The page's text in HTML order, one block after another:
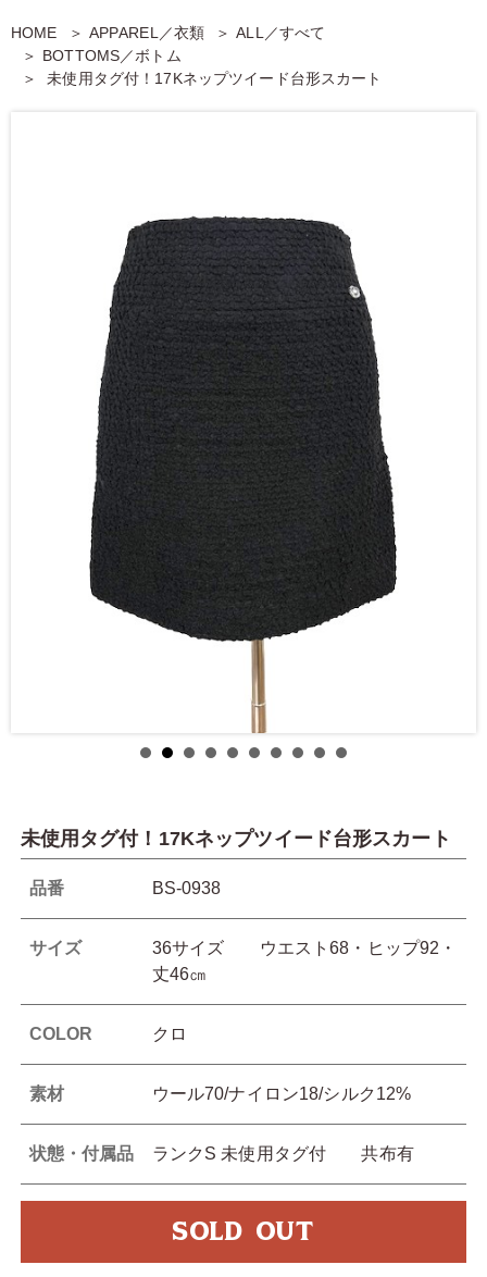
HOME APPAREL／衣類
ALL／すべて
BOTTOMS／ボトム
未使用タグ付！17Kネップツイード台形スカート
未使用タグ付！17Kネップツイード台形スカート
品番 BS-0938
サイズ
36サイズ ウエスト68・ヒップ92・
丈46㎝
COLOR クロ
素材 ウール70/ナイロン18/シルク12%
状態・付属品 ランクS 未使用タグ付 共布有
SOLD OUT